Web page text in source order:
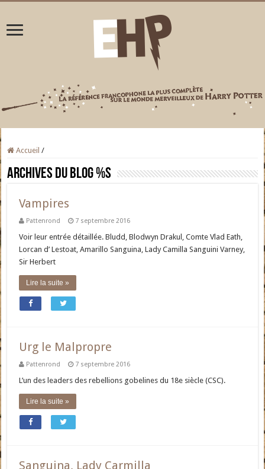
Accueil /
Archives du blog%s
Vampires
Pattenrond 7 septembre 2016
Voir leur entrée détaillée. Bludd, Blodwyn Drakul, Comte Vlad Eath,
Lorcan d’ Lestoat, Amarillo Sanguina, Lady Camilla Sanguini Varney,
Sir Herbert
Lire la suite »
Urg le Malpropre
Pattenrond 7 septembre 2016
L’un des leaders des rebellions gobelines du 18e siècle (CSC).
Lire la suite »
Sanguina, Lady Carmilla